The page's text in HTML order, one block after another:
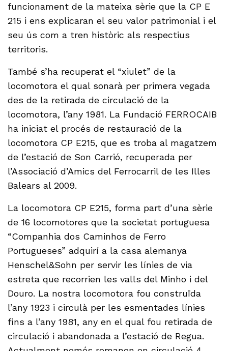
funcionament de la mateixa sèrie que la CP E
215 i ens explicaran el seu valor patrimonial i el
seu ús com a tren històric als respectius
territoris.
També s’ha recuperat el “xiulet” de la
locomotora el qual sonarà per primera vegada
des de la retirada de circulació de la
locomotora, l’any 1981. La Fundació FERROCAIB
ha iniciat el procés de restauració de la
locomotora CP E215, que es troba al magatzem
de l’estació de Son Carrió, recuperada per
l’Associació d’Amics del Ferrocarril de les Illes
Balears al 2009.
La locomotora CP E215, forma part d’una sèrie
de 16 locomotores que la societat portuguesa
“Companhia dos Caminhos de Ferro
Portugueses” adquirí a la casa alemanya
Henschel&Sohn per servir les línies de via
estreta que recorrien les valls del Minho i del
Douro. La nostra locomotora fou construïda
l’any 1923 i circulà per les esmentades línies
fins a l’any 1981, any en el qual fou retirada de
circulació i abandonada a l’estació de Regua.